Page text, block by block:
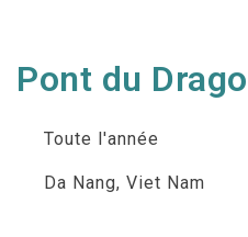
Pont du
Toute l'année
Da Nang, Viet Nam